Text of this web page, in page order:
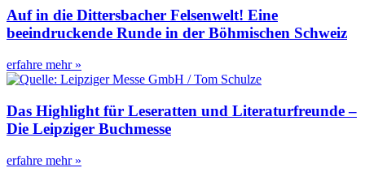
Auf in die Dittersbacher Felsenwelt! Eine
beeindruckende Runde in der Böhmischen Schweiz
erfahre mehr »
Das Highlight für Leseratten und Literaturfreunde –
Die Leipziger Buchmesse
erfahre mehr »